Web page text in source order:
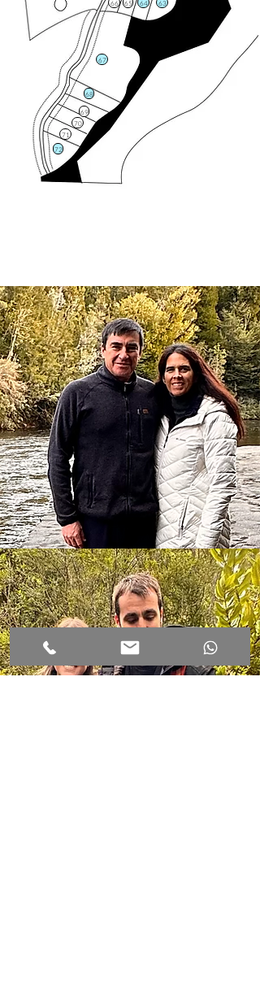
63
64
65
66
67
68
69
70
71
72